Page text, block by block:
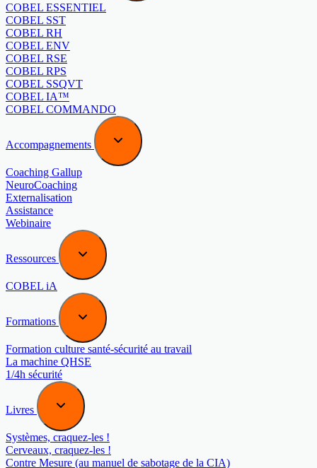
COBEL ESSENTIEL
COBEL SST
COBEL RH
COBEL ENV
COBEL RSE
COBEL RPS
COBEL SSQVT
COBEL IA™
COBEL COMMANDO
Accompagnements
Coaching Gallup
NeuroCoaching
Externalisation
Assistance
Webinaire
Ressources
COBEL iA
Formations
Formation culture santé-sécurité au travail
La machine QHSE
1/4h sécurité
Livres
Systèmes, craquez-les !
Cerveaux, craquez-les !
Contre Mesure (au manuel de sabotage de la CIA)